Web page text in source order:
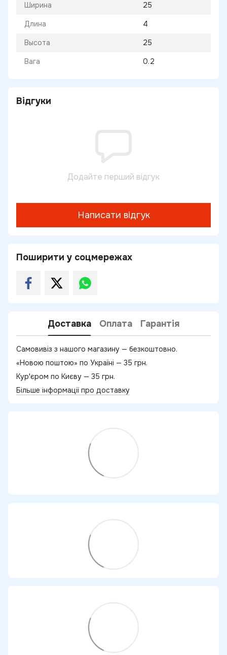
Ширина 25
Длина 4
Высота 25
Вага 0.2
Відгуки
Додайте перший відгук
Написати відгук
Поширити у соцмережах
Доставка Оплата Гарантія
Самовивіз з нашого магазину — безкоштовно.
«Новою поштою» по Україні — 35 грн.
Кур'єром по Києву — 35 грн.
Більше інформації про доставку